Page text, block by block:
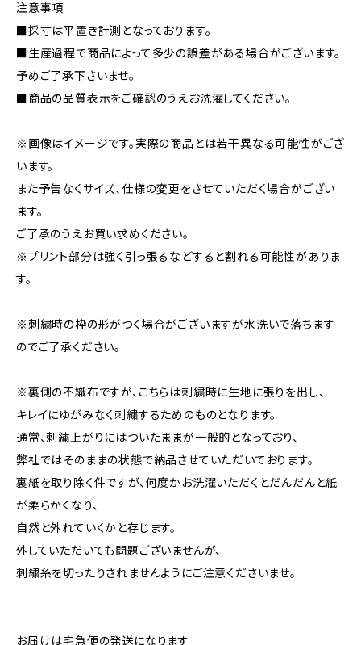
注意事項
■採寸は平置き計測となっております。
■生産過程で商品によって多少の誤差がある場合がございます。
予めご了承下さいませ。
■商品の品質表示をご確認のうえお洗濯してください。
※画像はイメージです。実際の商品とは若干異なる可能性がござ
います。
また予告なくサイズ、仕様の変更をさせていただく場合がござい
ます。
ご了承のうえお買い求めください。
※プリント部分は強く引っ張るなどすると割れる可能性がありま
す。
※刺繍時の枠の形がつく場合がございますが水洗いで落ちます
のでご了承ください。
※裏側の不織布ですが、こちらは刺繍時に生地に張りを出し、
キレイにゆがみなく刺繍するためのものとなります。
通常、刺繍上がりにはついたままが一般的となっており、
弊社ではそのままの状態で納品させていただいております。
裏紙を取り除く件ですが、何度かお洗濯いただくとだんだんと紙
が柔らかくなり、
自然と外れていくかと存じます。
外していただいても問題ございませんが、
刺繍糸を切ったりされませんようにご注意くださいませ。
お届けは宅急便の発送になります